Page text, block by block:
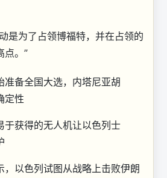
是为了占领博福特，并在占领的
点。”
准备全国大选，内塔尼亚胡
定性
于获得的无人机让以色列士
，以色列试图从战略上击败伊朗